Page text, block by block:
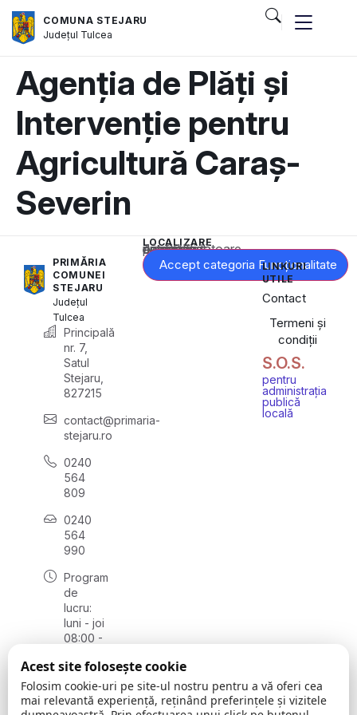
COMUNA STEJARU
Județul Tulcea
Agenția de Plăți și
Intervenție pentru
Agricultură Caraș-
Severin
PRIMĂRIA
COMUNEI
STEJARU
Județul
Tulcea
Principală
nr. 7,
Satul
Stejaru,
827215
contact@primaria-
stejaru.ro
0240
564
809
0240
564
990
Program
de
lucru:
luni - joi
08:00 -
vineri
08:00 -
14:00
LOCALIZARE
Acest conținut este blocat până când acceptați categoria corespunzătoare de cookie-uri.
Accept categoria Funcționalitate
LINKURI
UTILE
Contact
Termeni și
condiții
S.O.S.
pentru
administrația
publică
locală
Acest site folosește cookie
Folosim cookie-uri pe site-ul nostru pentru a vă oferi cea
mai relevantă experiență, reținând preferințele și vizitele